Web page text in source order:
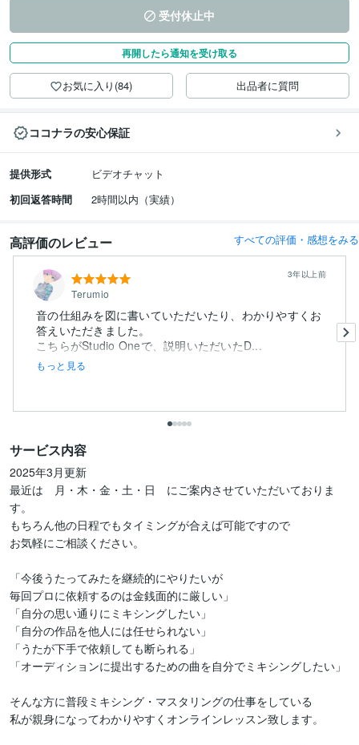
受付休止中
再開したら通知を受け取る
お気に入り(84) 出品者に質問
ココナラの安心保証
提供形式
ビデオチャット
初回返答時間
2時間以内（実績）
高評価のレビュー すべての評価・感想をみる
Terumio
3年以上前
音の仕組みを図に書いていただいたり、わかりやすくお
答えいただきました。
こちらがStudio Oneで、説明いただいたD...
もっと見る
サービス内容
2025年3月更新
最近は　月・木・金・土・日　にご案内させていただいておりま
す。
もちろん他の日程でもタイミングが合えば可能ですので
お気軽にご相談ください。
「今後うたってみたを継続的にやりたいが
毎回プロに依頼するのは金銭面的に厳しい」
「自分の思い通りにミキシングしたい」
「自分の作品を他人には任せられない」
「うたが下手で依頼しても断られる」
「オーディションに提出するための曲を自分でミキシングしたい」
そんな方に普段ミキシング・マスタリングの仕事をしている
私が親身になってわかりやすくオンラインレッスン致します。